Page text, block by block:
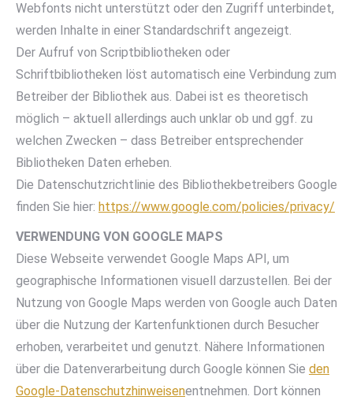
Webfonts nicht unterstützt oder den Zugriff unterbindet,
werden Inhalte in einer Standardschrift angezeigt.
Der Aufruf von Scriptbibliotheken oder
Schriftbibliotheken löst automatisch eine Verbindung zum
Betreiber der Bibliothek aus. Dabei ist es theoretisch
möglich – aktuell allerdings auch unklar ob und ggf. zu
welchen Zwecken – dass Betreiber entsprechender
Bibliotheken Daten erheben.
Die Datenschutzrichtlinie des Bibliothekbetreibers Google
finden Sie hier: https://www.google.com/policies/privacy/
VERWENDUNG VON GOOGLE MAPS
Diese Webseite verwendet Google Maps API, um
geographische Informationen visuell darzustellen. Bei der
Nutzung von Google Maps werden von Google auch Daten
über die Nutzung der Kartenfunktionen durch Besucher
erhoben, verarbeitet und genutzt. Nähere Informationen
über die Datenverarbeitung durch Google können Sie den
Google-Datenschutzhinweisenentnehmen. Dort können